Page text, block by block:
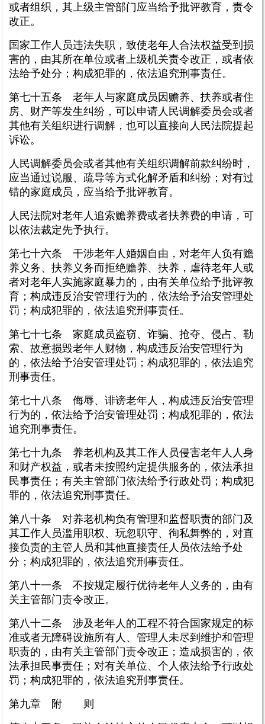
或者组织，其上级主管部门应当给予批评教育，责令
改正。
国家工作人员违法失职，致使老年人合法权益受到损
害的，由其所在单位或者上级机关责令改正，或者依
法给予处分；构成犯罪的，依法追究刑事责任。
第七十五条 老年人与家庭成员因赡养、扶养或者住
房、财产等发生纠纷，可以申请人民调解委员会或者
其他有关组织进行调解，也可以直接向人民法院提起
诉讼。
人民调解委员会或者其他有关组织调解前款纠纷时，
应当通过说服、疏导等方式化解矛盾和纠纷；对有过
错的家庭成员，应当给予批评教育。
人民法院对老年人追索赡养费或者扶养费的申请，可
以依法裁定先予执行。
第七十六条 干涉老年人婚姻自由，对老年人负有赡
养义务、扶养义务而拒绝赡养、扶养，虐待老年人或
者对老年人实施家庭暴力的，由有关单位给予批评教
育；构成违反治安管理行为的，依法给予治安管理处
罚；构成犯罪的，依法追究刑事责任。
第七十七条 家庭成员盗窃、诈骗、抢夺、侵占、勒
索、故意损毁老年人财物，构成违反治安管理行为
的，依法给予治安管理处罚；构成犯罪的，依法追究
刑事责任。
第七十八条 侮辱、诽谤老年人，构成违反治安管理
行为的，依法给予治安管理处罚；构成犯罪的，依法
追究刑事责任。
第七十九条 养老机构及其工作人员侵害老年人人身
和财产权益，或者未按照约定提供服务的，依法承担
民事责任；有关主管部门依法给予行政处罚；构成犯
罪的，依法追究刑事责任。
第八十条 对养老机构负有管理和监督职责的部门及
其工作人员滥用职权、玩忽职守、徇私舞弊的，对直
接负责的主管人员和其他直接责任人员依法给予处
分；构成犯罪的，依法追究刑事责任。
第八十一条 不按规定履行优待老年人义务的，由有
关主管部门责令改正。
第八十二条 涉及老年人的工程不符合国家规定的标
准或者无障碍设施所有人、管理人未尽到维护和管理
职责的，由有关主管部门责令改正；造成损害的，依
法承担民事责任；对有关单位、个人依法给予行政处
罚；构成犯罪的，依法追究刑事责任。
第九章 附 则